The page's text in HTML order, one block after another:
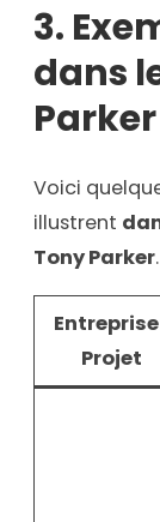
3.
dans
Voici
illustrent
Tony Parker.
Projet